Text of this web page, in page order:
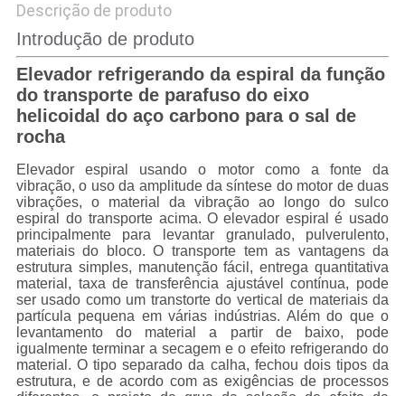
Descrição de produto
Introdução de produto
Elevador refrigerando da espiral da função
do transporte de parafuso do eixo
helicoidal do aço carbono para o sal de
rocha
Elevador espiral usando o motor como a fonte da
vibração, o uso da amplitude da síntese do motor de duas
vibrações, o material da vibração ao longo do sulco
espiral do transporte acima. O elevador espiral
é usado
principalmente para levantar granulado, pulverulento,
materiais do bloco. O transporte tem as vantagens da
estrutura simples, manutenção fácil, entrega quantitativa
material, taxa de transferência ajustável contínua, pode
ser usado como um transtorte do vertical de materiais da
partícula pequena em várias indústrias. Além do que o
levantamento do material a partir de baixo, pode
igualmente terminar a secagem e o efeito refrigerando do
material. O tipo separado da calha, fechou dois tipos da
estrutura, e de acordo com as exigências de processos